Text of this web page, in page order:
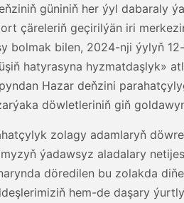
güniniň her ýyl dabaraly
çäreleriň geçirilýän iri
bolmak bilen, 2024-nji ýylyň
hatyrasyna hyzmatdaşlyk»
Hazar deňzini
döwletleriniň giň
zolagy adamlaryň
ýadawsyz aladalary
döredilen bu zolakda
hem-de daşary